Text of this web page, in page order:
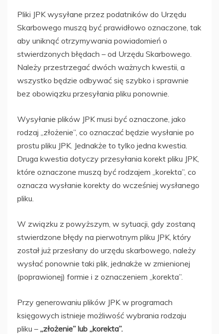
Pliki JPK wysyłane przez podatników do Urzędu
Skarbowego muszą być prawidłowo oznaczone, tak
aby uniknąć otrzymywania powiadomień o
stwierdzonych błędach – od Urzędu Skarbowego.
Należy przestrzegać dwóch ważnych kwestii, a
wszystko będzie odbywać się szybko i sprawnie
bez obowiązku przesyłania pliku ponownie.
Wysyłanie plików JPK musi być oznaczone, jako
rodzaj „złożenie”, co oznaczać będzie wysłanie po
prostu pliku JPK. Jednakże to tylko jedna kwestia.
Druga kwestia dotyczy przesyłania korekt pliku JPK,
które oznaczone muszą być rodzajem „korekta”, co
oznacza wysłanie korekty do wcześniej wysłanego
pliku.
W związku z powyższym, w sytuacji, gdy zostaną
stwierdzone błędy na pierwotnym pliku JPK, który
został już przesłany do urzędu skarbowego, należy
wysłać ponownie taki plik, jednakże w zmienionej
(poprawionej) formie i z oznaczeniem „korekta”.
Przy generowaniu plików JPK w programach
księgowych istnieje możliwość wybrania rodzaju
pliku – „złożenie” lub „korekta”.